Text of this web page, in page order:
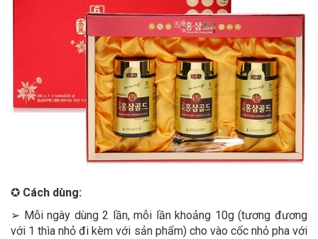
✪ Cách dùng:
➢ Mỗi ngày dùng 2 lần, mỗi lần khoảng 10g (tương đương
với 1 thìa nhỏ đi kèm với sản phẩm) cho vào cốc nhỏ pha với